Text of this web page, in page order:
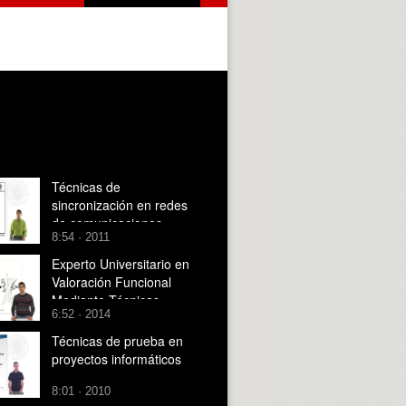
Técnicas de
sincronización en redes
de comunicaciones
8:54 · 2011
Experto Universitario en
Valoración Funcional
Mediante Técnicas
Biomecánicas
6:52 · 2014
Técnicas de prueba en
proyectos informáticos
8:01 · 2010